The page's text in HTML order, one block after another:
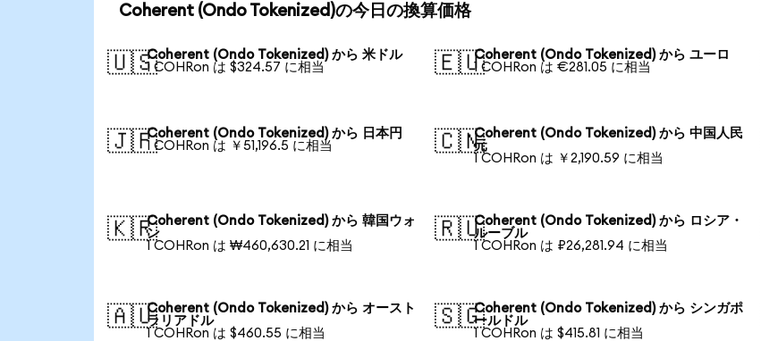
Coherent (Ondo Tokenized)の今日の換算価格
🇺🇸Coherent (Ondo Tokenized) から 米ドル
1 COHRon は $324.57 に相当
🇪🇺Coherent (Ondo Tokenized) から ユーロ
1 COHRon は €281.05 に相当
🇯🇵Coherent (Ondo Tokenized) から 日本円
1 COHRon は ￥51,196.5 に相当
🇨🇳Coherent (Ondo Tokenized) から 中国人民
元
1 COHRon は ￥2,190.59 に相当
🇰🇷Coherent (Ondo Tokenized) から 韓国ウォ
ン
1 COHRon は ₩460,630.21 に相当
🇷🇺Coherent (Ondo Tokenized) から ロシア・
ルーブル
1 COHRon は ₽26,281.94 に相当
🇦🇺Coherent (Ondo Tokenized) から オースト
ラリアドル
1 COHRon は $460.55 に相当
🇸🇬Coherent (Ondo Tokenized) から シンガポ
ールドル
1 COHRon は $415.81 に相当